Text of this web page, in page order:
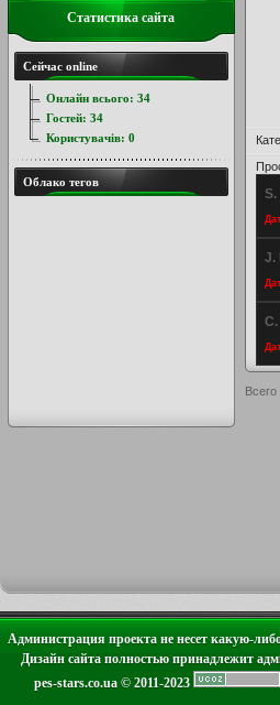
J.
Статистика сайта
Сейчас online
Онлайн всього: 34
Гостей: 34
Користувачів: 0
Облако тегов
Администрация проекта не несет какую-
Дизайн сайта полностью принадлежит
pes-stars.co.ua © 2011-2023